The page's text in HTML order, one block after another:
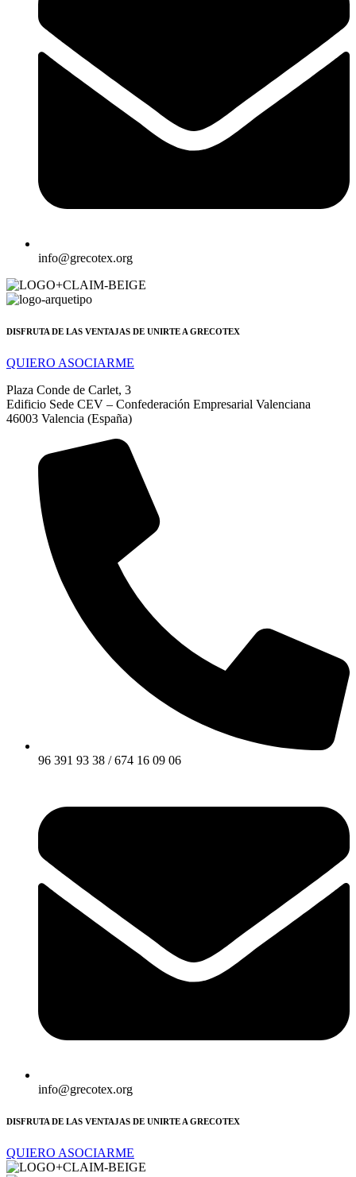
info@grecotex.org
DISFRUTA DE LAS VENTAJAS DE UNIRTE A GRECOTEX
QUIERO ASOCIARME
Plaza Conde de Carlet, 3
Edificio Sede CEV – Confederación Empresarial Valenciana
46003 Valencia (España)
96 391 93 38 / 674 16 09 06
info@grecotex.org
DISFRUTA DE LAS VENTAJAS DE UNIRTE A GRECOTEX
QUIERO ASOCIARME